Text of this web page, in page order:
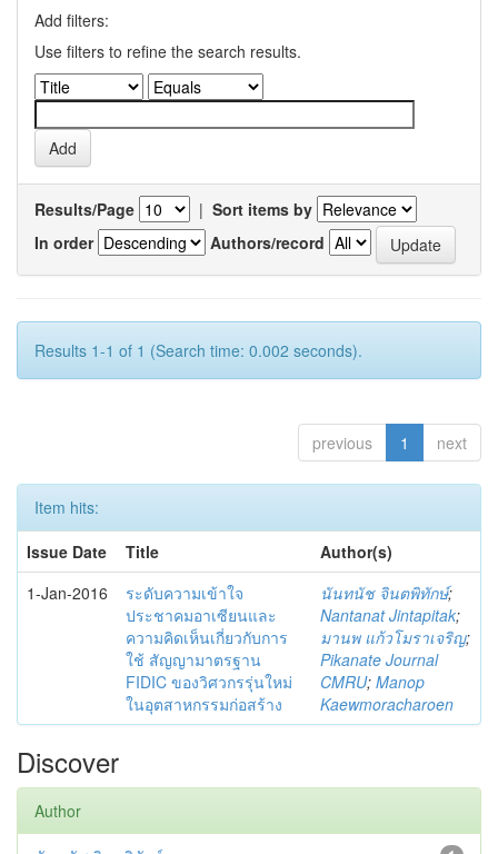
Add filters:
Use filters to refine the search results.
Results/Page | Sort items by
In order
Authors/record
Results 1-1 of 1 (Search time: 0.002 seconds).
previous 1 next
Item hits:
Issue Date
Title
Author(s)
1-Jan-2016
ระดับความเข้าใจ
ประชาคมอาเซียนและ
ความคิดเห็นเกี่ยวกับการ
ใช้ สัญญามาตรฐาน
FIDIC ของวิศวกรรุ่นใหม่
ในอุตสาหกรรมก่อสร้าง
นันทนัช จินตพิทักษ์;
Nantanat Jintapitak;
มานพ แก้วโมราเจริญ;
Pikanate Journal
CMRU; Manop
Kaewmoracharoen
Discover
Author